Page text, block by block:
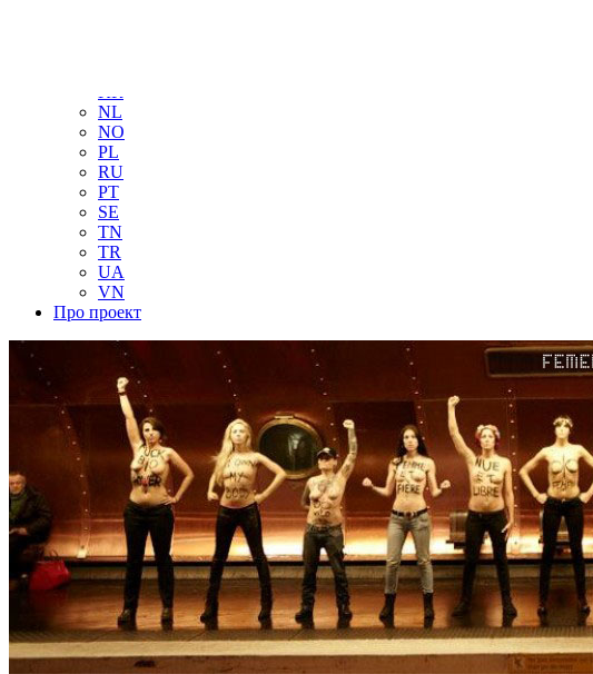
KR
NL
NO
PL
RU
PT
SE
TN
TR
UA
VN
Про проект